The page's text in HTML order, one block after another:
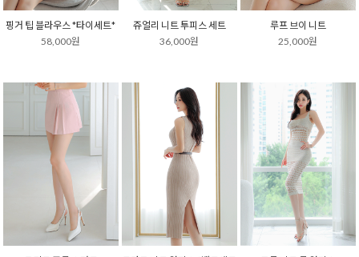
핑거 팁 블라우스 *타이세트*
58,000원
쥬얼리 니트 투피스 세트
36,000원
루프 브이 니트
25,000원